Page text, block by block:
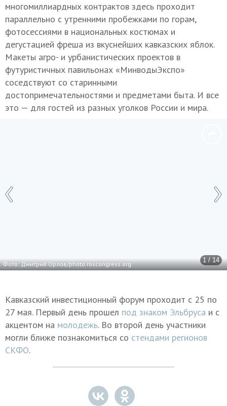
многомиллиардных контрактов здесь проходит
параллельно с утренними пробежками по горам,
фотосессиями в национальных костюмах и
дегустацией фреша из вкуснейших кавказских яблок.
Макеты агро- и урбанистических проектов в
футуристичных павильонах «МинводыЭкспо»
соседствуют со старинными
достопримечательностями и предметами быта. И все
это — для гостей из разных уголков России и мира.
1 / 14
Фото: Дмитрий Орлов/photo.roscongress.org
Кавказский инвестиционный форум проходит с 25 по
27 мая. Первый день прошел под знаком Эльбруса и с
акцентом на молодежь. Во второй день участники
могли ближе познакомиться со стендами регионов
СКФО.